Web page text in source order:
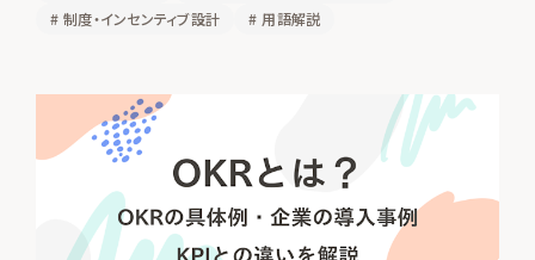
# 制度・インセンティブ設計 # 用語解説